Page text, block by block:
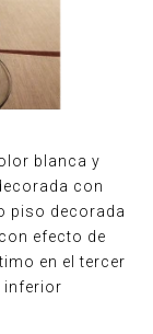
blanca y
con
piso decorada
efecto de
en el tercer
inferior